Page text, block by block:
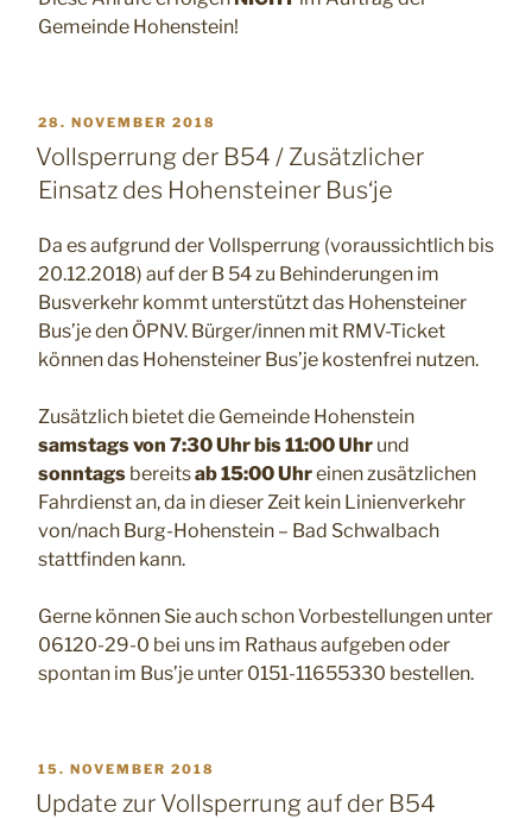
Gemeinde Hohenstein!
VERÖFFENTLICHT
AM
28. NOVEMBER 2018
Vollsperrung der B54 / Zusätzlicher
Einsatz des Hohensteiner Bus‘je
Da es aufgrund der Vollsperrung (voraussichtlich bis
20.12.2018) auf der B 54 zu Behinderungen im
Busverkehr kommt unterstützt das Hohensteiner
Bus’je den ÖPNV. Bürger/innen mit RMV-Ticket
können das Hohensteiner Bus’je kostenfrei nutzen.
Zusätzlich bietet die Gemeinde Hohenstein
samstags von 7:30 Uhr bis 11:00 Uhr und
sonntags bereitsab 15:00 Uhreinen zusätzlichen
Fahrdienst an, da in dieser Zeit kein Linienverkehr
von/nach Burg-Hohenstein – Bad Schwalbach
stattfinden kann.
Gerne können Sie auch schon Vorbestellungen unter
06120-29-0 bei uns im Rathaus aufgeben oder
spontan im Bus’je unter 0151-11655330 bestellen.
VERÖFFENTLICHT
AM
15. NOVEMBER 2018
Update zur Vollsperrung auf der B54